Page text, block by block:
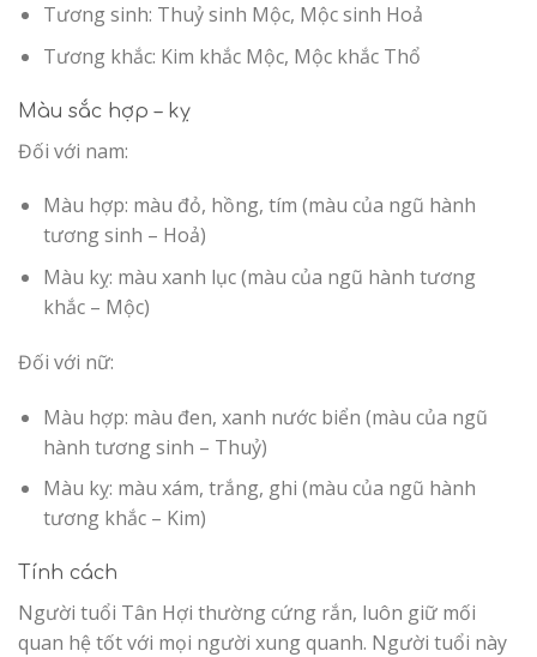
Tương sinh: Thuỷ sinh Mộc, Mộc sinh Hoả
Tương khắc: Kim khắc Mộc, Mộc khắc Thổ
Màu sắc hợp – kỵ
Đối với nam:
Màu hợp: màu đỏ, hồng, tím (màu của ngũ hành
tương sinh – Hoả)
Màu kỵ: màu xanh lục (màu của ngũ hành tương
khắc – Mộc)
Đối với nữ:
Màu hợp: màu đen, xanh nước biển (màu của ngũ
hành tương sinh – Thuỷ)
Màu kỵ: màu xám, trắng, ghi (màu của ngũ hành
tương khắc – Kim)
Tính cách
Người tuổi Tân Hợi thường cứng rắn, luôn giữ mối
quan hệ tốt với mọi người xung quanh. Người tuổi này